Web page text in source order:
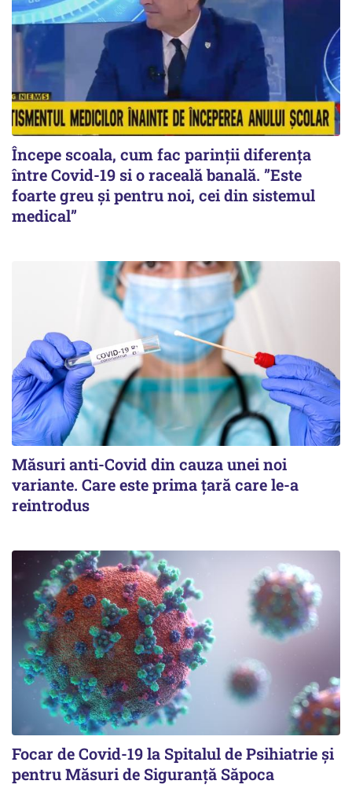
Începe scoala, cum fac parinții diferența
între Covid-19 si o raceală banală. ”Este
foarte greu și pentru noi, cei din sistemul
medical”
Măsuri anti-Covid din cauza unei noi
variante. Care este prima țară care le-a
reintrodus
Focar de Covid-19 la Spitalul de Psihiatrie şi
pentru Măsuri de Siguranţă Săpoca